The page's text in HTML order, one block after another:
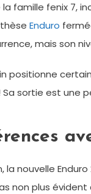
la famille fenix
Enduro
mais son
positionne
sortie est une
nouvelle
non plus